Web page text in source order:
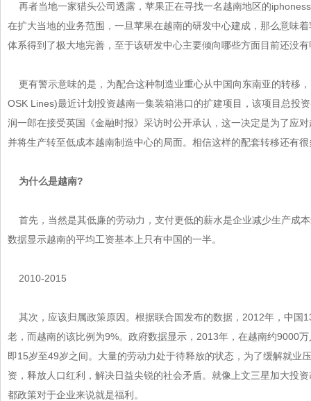
再者当地一家猎头公司透露，苹果正在寻找一名越南地区的
在扩大当地的业务范围，一旦苹果在越南的研发中心建成，那么意
体系得到了极大地完善，至于该研发中心主要倾向哪些方面目前还没有
更有警示意味的是，为配合这种制造业重心从中国向东南亚的转移
OSK Lines)最近计划投资越南一集装箱港口的扩建项目，该项目总投
润一郎在接受英国《金融时报》采访时公开承认，这一决定是为了应
并将生产转至低成本越南制造中心的局面。相信这样的配套转移还有很多
为什么是越南?
首先，当然是其低廉的劳动力，支付更低的薪水是企业减少生产成本
数据显示越南的平均工资基本上只有中国的一半。
2010-2015
其次，应该归属政策原因。根据联合国发布的数据，2012年，中
老，而越南的该比例为9%。政府数据显示，2013年，在越南约9000
即15岁至49岁之间。大量的劳动力处于待释放的状态，为了缓解就业
资，释放人口红利，解决日益尖锐的社会矛盾。就像上文三星加大
都政策对于企业来说就是福利。